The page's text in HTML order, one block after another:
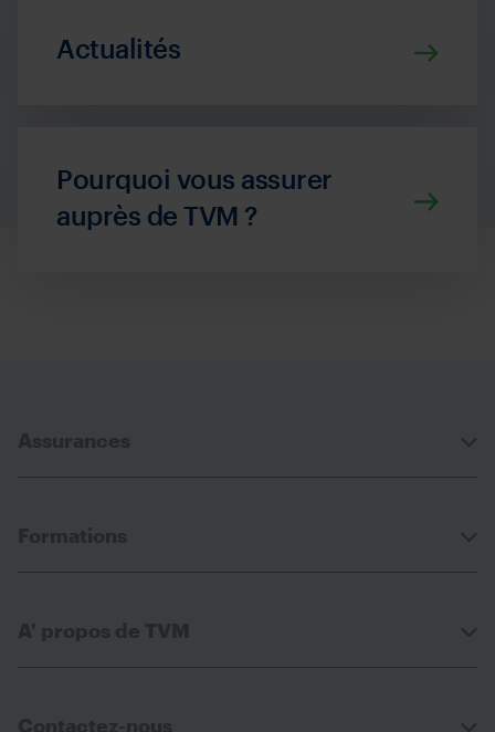
Actualités
Pourquoi vous assurer
auprès de TVM ?